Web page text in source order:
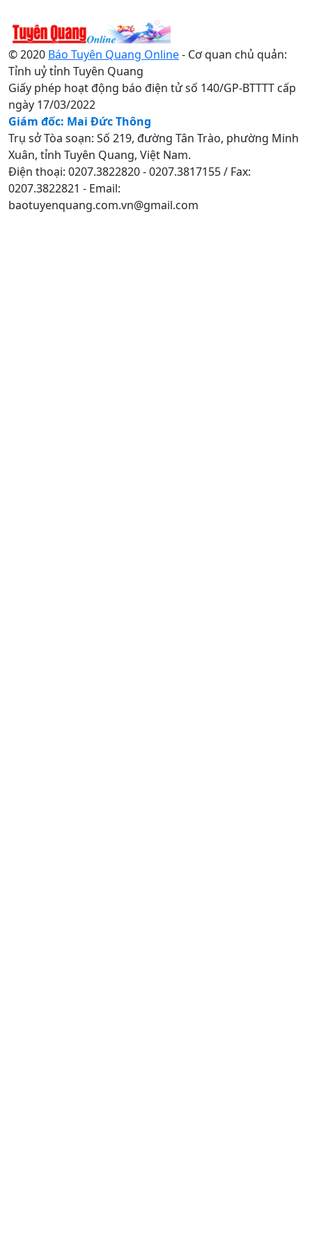
© 2020 Báo Tuyên Quang Online- Cơ quan chủ quản:
Tỉnh uỷ tỉnh Tuyên Quang
Giấy phép hoạt động báo điện tử số 140/GP-BTTTT cấp
ngày 17/03/2022
Giám đốc: Mai Đức Thông
Trụ sở Tòa soạn: Số 219, đường Tân Trào, phường Minh
Xuân, tỉnh Tuyên Quang, Việt Nam.
Điện thoại: 0207.3822820 - 0207.3817155 / Fax:
0207.3822821 - Email:
baotuyenquang.com.vn@gmail.com